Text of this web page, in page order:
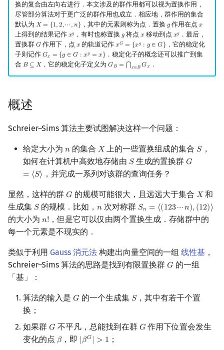
Xcode
GUIDE
Sublime Text
OJ 工具
LaTeX 入门
Git
希尔排序
锦标赛排序
Tim 排序
构造
Alpha–Beta 剪枝
优化
计数 DP
动态 DP
概率 DP
后缀数组 (SA)
后缀自动机 (SAM)
后缀平衡树
回文树
序列自动机
最小表示法
Main–Lorentz 算法
线性同余方程
中国剩余定理
升幂引理
二次剩余
阶 & 原根
离散对数
数论分块
莫比乌斯反演
杜教筛
多项式平移|连续点值平移
符号化方法
Lagrange 反演
Eulerian Number
分拆数
范德蒙德卷积
对角化
Jordan标准型
轨道和陪集代表系的存储
直接存储
Schreier 树
算法
Schreier–Sims 算法
筛选
过程
另一种实现
复杂度
参考实现
习题
参考资料与注释
ST 表
树状数组
线段树
AA 树
可持久化数据结构
树套树
K-D Tree
析合树
手指树
霍夫曼树
AHU 算法
树哈希
树上随机游走
斯坦纳树
拆点
连通性相关
欧拉图
哈密顿图
二分图
弦图
网络流
图的匹配
平面最近点对
随机增量法
反演变换
约瑟夫问题
表达式求值
在一台机器上规划任务
Kahan 求和
珂朵莉树/颜色段均摊
空间优化简介
换的复合由左向右进行．本文涉及的群作用都可以视为置换作用，
尽管部分算法对于更广泛的群作用也成立．相应地，群作用的集合
默认为 𝑋 = {1,2,⋯ ,𝑛}
X= {1, 2,⋯,n} ，其中的元素则称为点．置换 𝑔
g 作用在点𝑥
x
上得到的结果记作 𝑥𝑔
xg ，有时也称置换 𝑔
g 将点𝑥
x 移动到点 𝑥𝑔
xg ．最后，
置换群 𝐺
G作用下，点 𝑥
x的轨道记作 𝑥𝐺 = {𝑥𝑔 : 𝑔 ∈ 𝐺}
xG= {x g:g∈G}
，它的稳定化
子则记作 𝐺𝑥 = {𝑔 ∈ 𝐺 : 𝑥𝑔 = 𝑥}
Gx= {g ∈G :x g=x}
．稳定化子的概念还可以推广到集
合 𝐵 ⊆ 𝑋
B⊆X ，它的稳定化子定义为𝐺𝐵 = ⋂𝑥∈𝐵𝐺𝑥
GB= ⋂ x ∈BGx ．
概述
Schreier–Sims 算法主要试图解决这样一个问题：
给定大小为 𝑛
n 的集合 𝑋
X 上的一些置换组成的集合 𝑆
S，
如何在计算机中高效地存储由 𝑆
S生成的置换群𝐺
= ⟨𝑆⟩
G=
，并完成一系列对该群的查询任务？
显然，这样的群 𝐺
G 的规模可能很大，且远远大于集合 𝑋
X 和
生成集 𝑆
S的规模．比如，𝑛
n 次对称群 𝑆𝑛 = ⟨(123⋯𝑛),(12)⟩
Sn =⟨( 123⋯n),(12 )⟩
的大小为 𝑛!
n! ，但是它可以仅由两个置换生成．存储群中的
每一个元素是不现实的．
类似于利用 Gauss 消元法 构建出向量空间的一组 线性基 ，
Schreier–Sims 算法的思路是找到有限置换群 𝐺
G 的一组
「基」：
算法的输入是 𝐺
G 的一个生成集 𝑆
S，其中有若干个置
换；
如果群 𝐺
G 不平凡，总能找到在群 𝐺
G 作用下位置会发生
变化的点 𝛽
β ，即 |𝛽𝐺| > 1
|βG >1
；